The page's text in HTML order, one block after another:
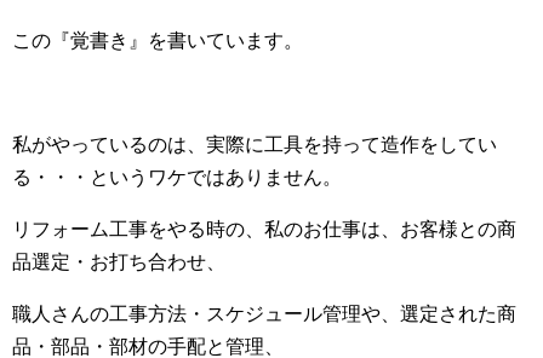
この『覚書き』を書いています。
私がやっているのは、実際に工具を持って造作をしてい
る・・・というワケではありません。
リフォーム工事をやる時の、私のお仕事は、お客様との商
品選定・お打ち合わせ、
職人さんの工事方法・スケジュール管理や、選定された商
品・部品・部材の手配と管理、